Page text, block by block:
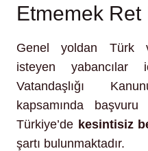
Etmemek
Genel yoldan Türk
isteyen
Vatandaşlığı
kapsamında
Türkiye’de kesintisiz
şartı bulunmaktadır.